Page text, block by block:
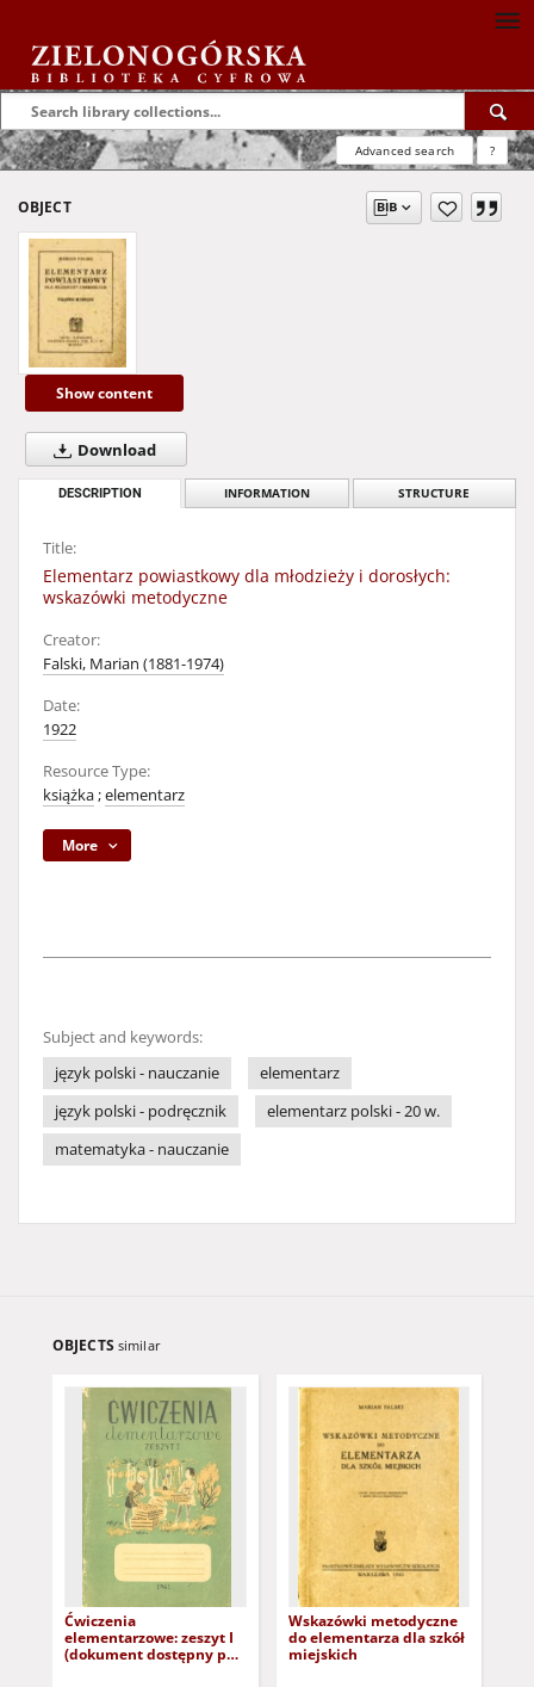
Advanced search ?
OBJECT
Show content
Download
DESCRIPTION INFORMATION STRUCTURE
Title:
Elementarz powiastkowy dla młodzieży i dorosłych:
wskazówki metodyczne
Creator:
Falski, Marian (1881-1974)
Date:
1922
Resource Type:
książka;elementarz
More
Subject and keywords:
język polski - nauczanie
elementarz
język polski - podręcznik
elementarz polski - 20 w.
matematyka - nauczanie
OBJECTS similar
Ćwiczenia
elementarzowe: zeszyt I
(dokument dostępny po
Wskazówki metodyczne
do elementarza dla szkół
miejskich